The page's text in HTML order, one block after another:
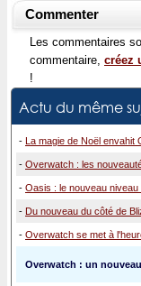
Commenter
Les commentaires
commentaire, créez
!
Actu du même
- La magie de Noël envahit
- Overwatch : les
- Oasis : le nouveau
- Du nouveau du côté de
- Overwatch se met à
Overwatch : un